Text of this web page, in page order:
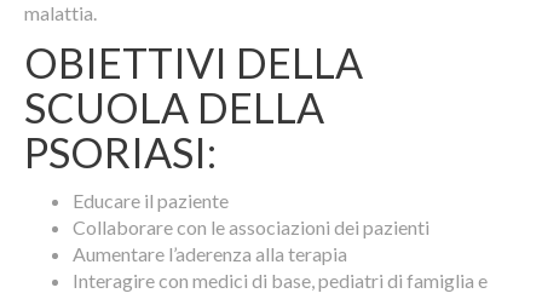
malattia.
OBIETTIVI DELLA
SCUOLA DELLA
PSORIASI:
Educare il paziente
Collaborare con le associazioni dei pazienti
Aumentare l’aderenza alla terapia
Interagire con medici di base, pediatri di famiglia e